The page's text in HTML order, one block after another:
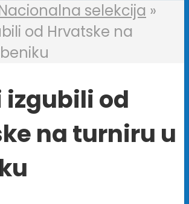
selekcija »
od Hrvatske na
izgubili od
na turniru u